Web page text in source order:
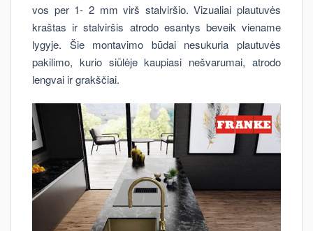
vos per 1- 2 mm virš stalviršio. Vizualiai plautuvės
kraštas ir stalviršis atrodo esantys beveik viename
lygyje. Šie montavimo būdai nesukuria plautuvės
pakilimo, kurio siūlėje kaupiasi nešvarumai, atrodo
lengvai ir grakščiai.